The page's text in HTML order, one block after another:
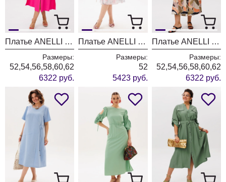
Платье ANELLI LAUREL 1541 малиновое варенье
Размеры:
52,54,56,58,60,62
6322 руб.
Платье ANELLI LAUREL 1813 розовые грезы
Размеры:
52
5423 руб.
Платье ANELLI LAUREL 1541 мозайка
Размеры:
52,54,56,58,60,62
6322 руб.